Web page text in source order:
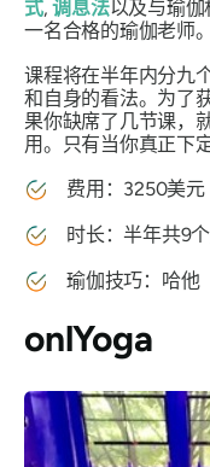
式,调息法以及与瑜
一名合格的瑜伽老师
课程将在半年内分九
和自身的看法。为了
果你缺席了几节课，
用。只有当你真正下
费用：3250美元
时长：半年共9
瑜伽技巧：哈他
onlYoga